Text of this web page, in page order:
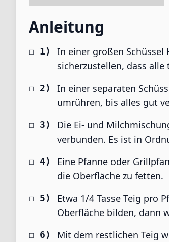
Anleitung
In einer großen Schüssel
sicherzustellen, dass
In einer separaten
umrühren, bis alles gut
Die Ei- und
verbunden. Es ist in
Eine Pfanne oder
die Oberfläche zu fetten.
Etwa 1/4 Tasse Teig pro
Oberfläche bilden, dann
Mit dem restlichen Teig